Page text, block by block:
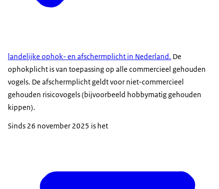
landelijke ophok- en afschermplicht in Nederland. De
ophokplicht is van toepassing op alle commercieel gehouden
vogels. De afschermplicht geldt voor niet-commercieel
gehouden risicovogels (bijvoorbeeld hobbymatig gehouden
kippen).
Sinds 26 november 2025 is het